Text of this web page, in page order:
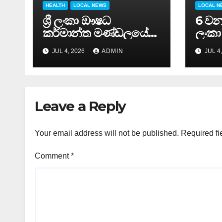
HEALTH LOCAL NEWS
ශ්‍රී ලංකා ඖෂධ
කර්මාන්ත මණ්ඩලයේ
65 වන වාර්ෂික මහා
සමුළුව සෞඛ්‍ය නියෝජ්‍ය
අමාත්‍යවරයාගේ
JUL 4, 2026 ADMIN
LOCAL
6 වන
ඊයේ
JUL
Leave a Reply
Your email address will not be published. Required
Comment*